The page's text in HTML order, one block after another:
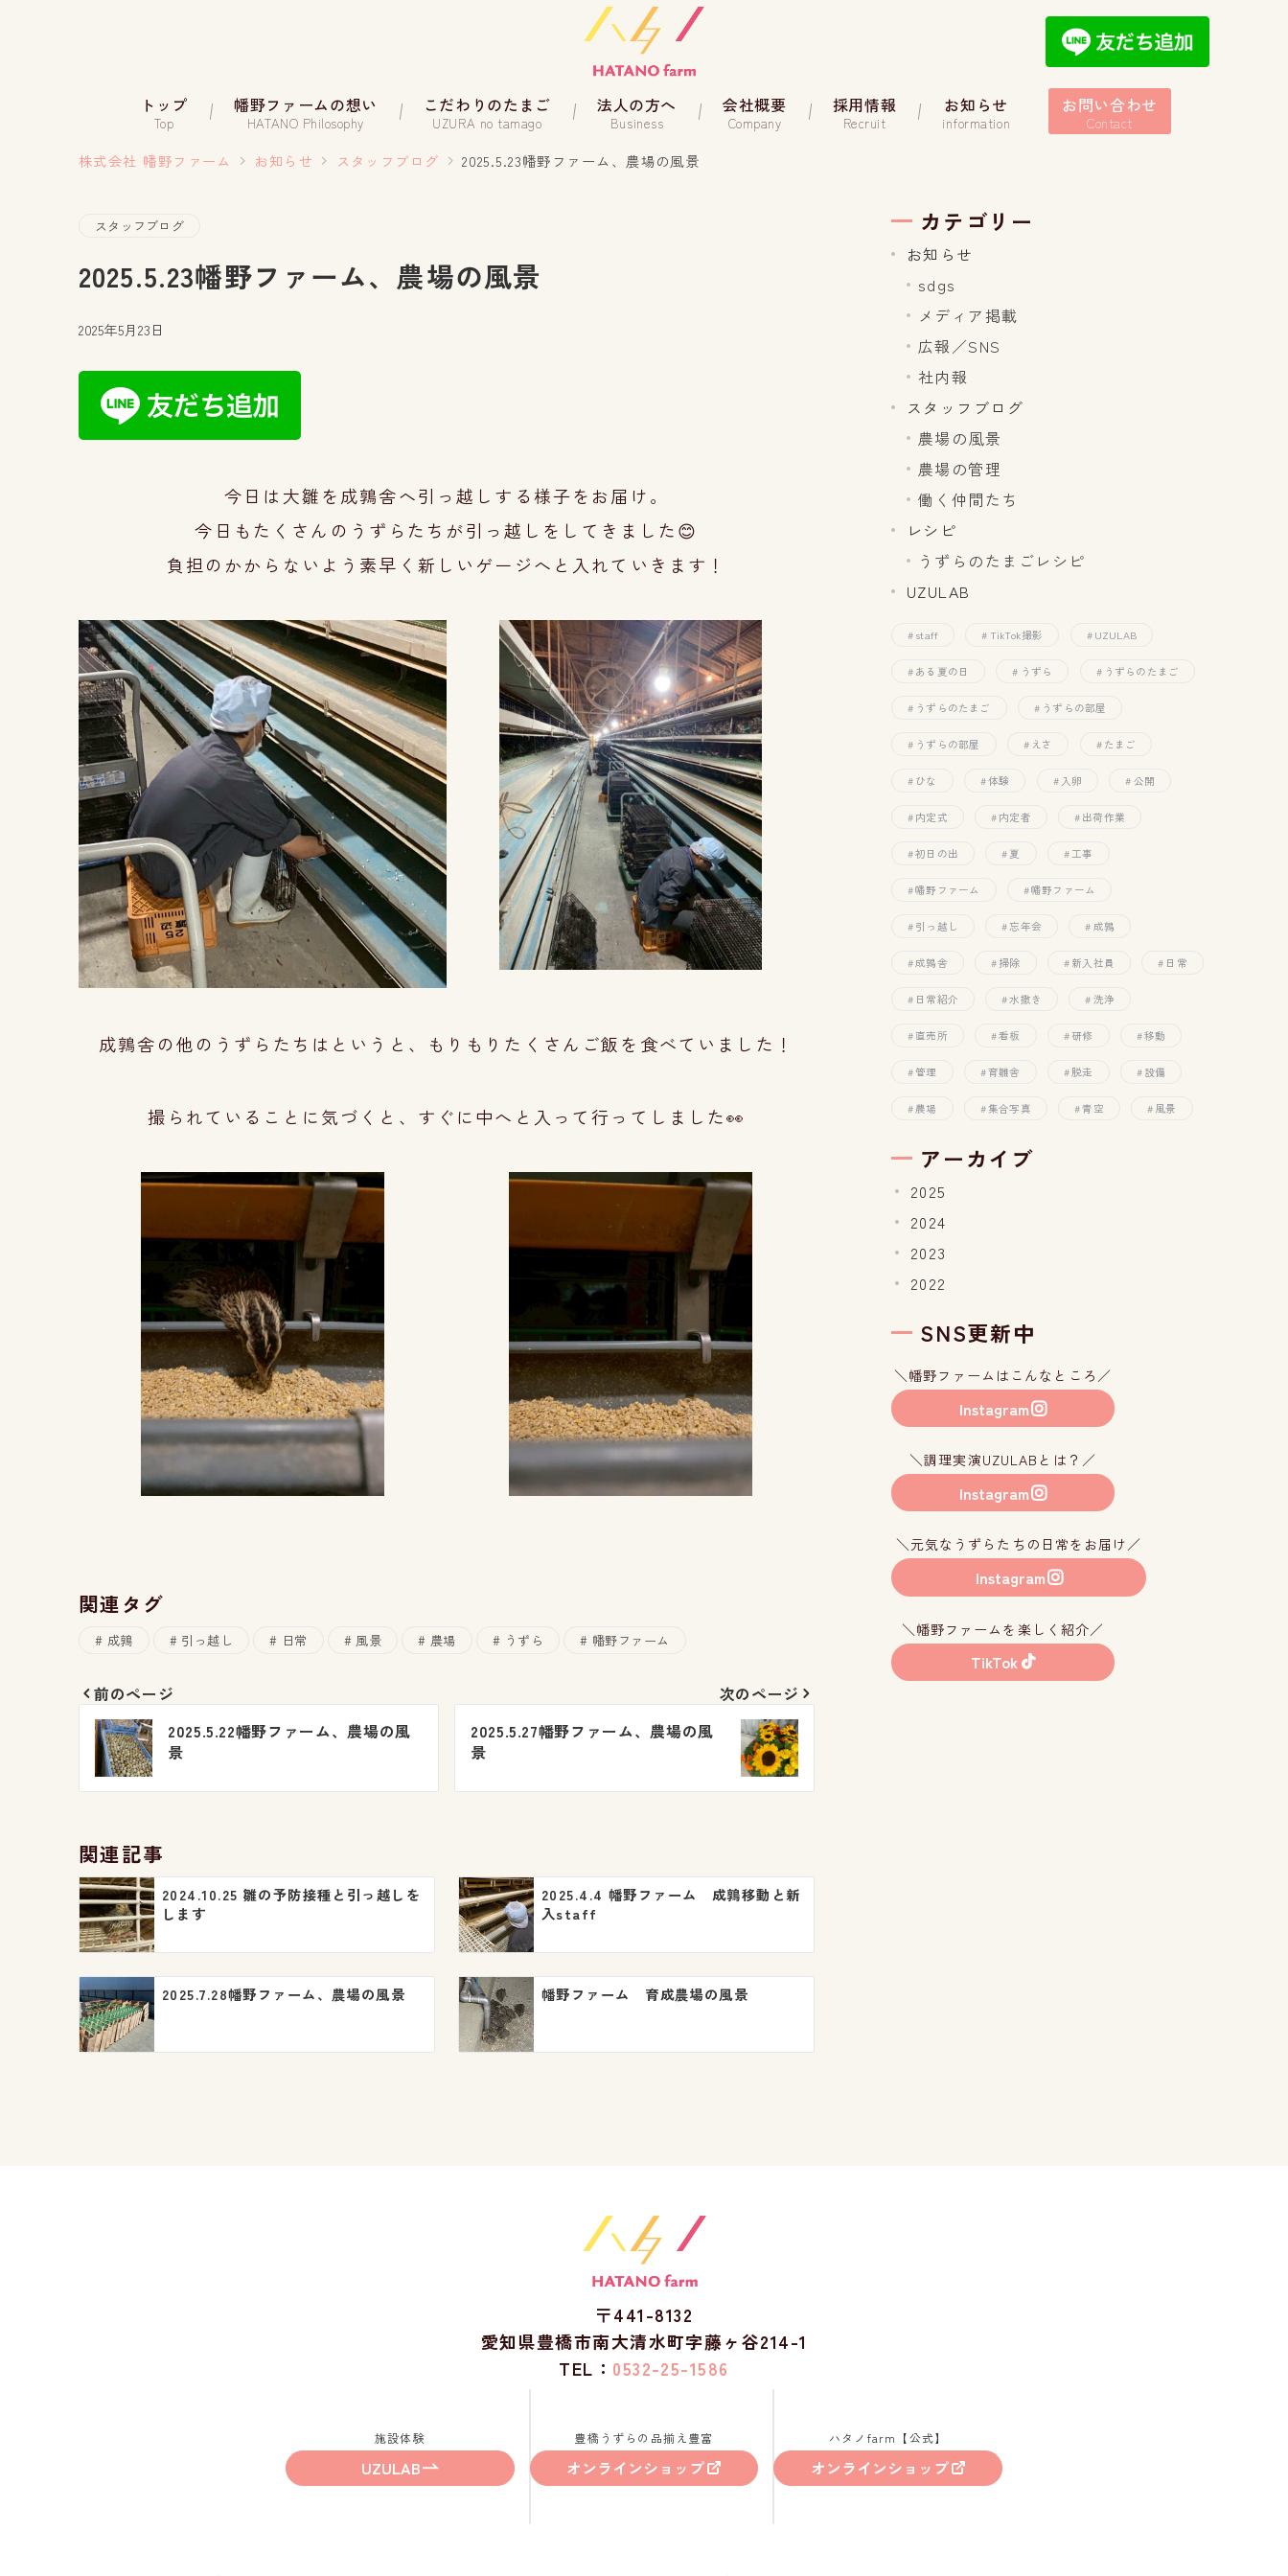
トップ
Top
幡野ファームの想い
HATANO Philosophy
こだわりのたまご
UZURA no tamago
法人の方へ
Business
会社概要
Company
採用情報
Recruit
お知らせ
information
お問い合わせ
Contact
株式会社 幡野ファーム お知らせ スタッフブログ 2025.5.23幡野ファーム、農場の風景
スタッフブログ
2025.5.23幡野ファーム、農場の風景
2025年5月23日
今日は大雛を成鶉舎へ引 っ越しする様子をお届け。
今日もたくさんのうずらたちが引っ越しをして きました😊
負担のかからないよう素早く 新しいゲージへと 入れていきます！
成鶉舎の他のうずらたちはというと、 もりも りたくさんご飯を食べていました！
撮られていることに気づくと、 すぐに中へと入 って行ってしました👀
関連タグ
成鶉 引っ越し 日常 風景 農場 うずら 幡野ファーム
投
稿
ナ
ゲ
ー
シ
ョ
ン
前のページ
2025.5.22幡野ファーム、農場の風
景
次のページ
2025.5.27幡野ファーム、農場の風
景
関連記事
2024.10.25 雛の予防接種と引っ越しを
します
2025.4.4 幡野ファーム 成鶉移動と新
入staff
2025.7.28幡野ファーム、農場の風景 幡野ファーム 育成農場の風景
カテゴリー
お知らせ
sdgs
メディア掲載
広報／SNS
社内報
スタッフブログ
農場の風景
農場の管理
働く仲間たち
レシピ
うずらのたまごレシピ
UZULAB
staff TikTok撮影 UZULAB
ある夏の日 うずら うずらのたまご
うずらのたまご うずらの部屋
うずらの部屋 えさ たまご
ひな 体験 入卵 公開
内定式 内定者 出荷作業
初日の出 夏 工事
幡野ファーム 幡野ファーム
引っ越し 忘年会 成鶉
成鶉舎 掃除 新入社員 日常
日常紹介 水撒き 洗浄
直売所 看板 研修 移動
管理 育雛舎 脱走 設備
農場 集合写真 青空 風景
アーカイブ
2025
2024
2023
2022
SNS更新中
＼幡野ファームはこんなところ／
Instagram
＼調理実演UZULABとは？／
Instagram
＼元気なうずらたちの日常をお届け／
Instagram
＼幡野ファームを楽しく紹介／
TikTok
〒441-8132
愛知県豊橋市南大清水町字藤ヶ谷214-1
TEL： 0532-25-1586
施設体験
UZULAB
豊橋うずらの品揃え豊富
オンラインショップ
ハタノfarm【公式】
オンラインショップ